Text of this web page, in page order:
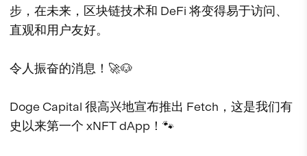
步，在未来，区块链技术和 DeFi 将变得易于访问、
直观和用户友好。
令人振奋的消息！🚀🐶
Doge Capital 很高兴地宣布推出 Fetch，这是我们有
史以来第一个 xNFT dApp！🐾